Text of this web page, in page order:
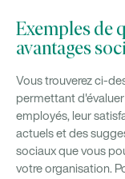
Exemples de
avantages
Vous trouverez ci-
permettant
employés, leur
actuels et des
sociaux que vous
votre organisation.